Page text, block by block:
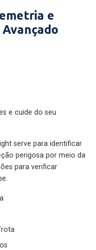
e
e cuide do seu
serve para identificar
perigosa por meio da
para verificar